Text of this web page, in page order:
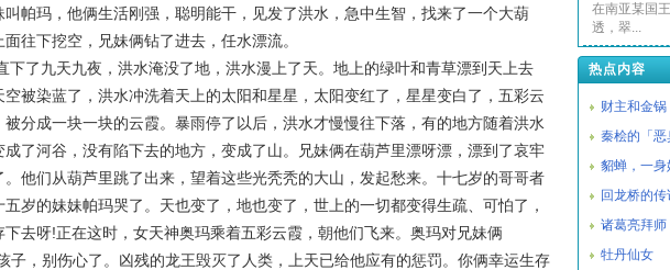
叫帕玛，他俩生活刚强，聪明能干，见发了洪水，急中生智，找来了一个大葫
往下挖空，兄妹俩钻了进去，任水漂流。
九天九夜，洪水淹没了地，洪水漫上了天。地上的绿叶和青草漂到天上去
空被染蓝了，洪水冲洗着天上的太阳和星星，太阳变红了，星星变白了，五彩云
被分成一块一块的云霞。暴雨停了以后，洪水才慢慢往下落，有的地方随着洪水
成了河谷，没有陷下去的地方，变成了山。兄妹俩在葫芦里漂呀漂，漂到了哀牢
。他们从葫芦里跳了出来，望着这些光秃秃的大山，发起愁来。十七岁的哥哥者
五岁的妹妹帕玛哭了。天也变了，地也变了，世上的一切都变得生疏、可怕了，
下去呀!正在这时，女天神奥玛乘着五彩云霞，朝他们飞来。奥玛对兄妹俩
子，别伤心了。凶残的龙王毁灭了人类，上天已给他应有的惩罚。你俩幸运生存
在南亚某国
透，翠...
热点内容
财主和金锅
秦桧的「
貂蝉，一
回龙桥的传
诸葛亮拜师
牡丹仙女